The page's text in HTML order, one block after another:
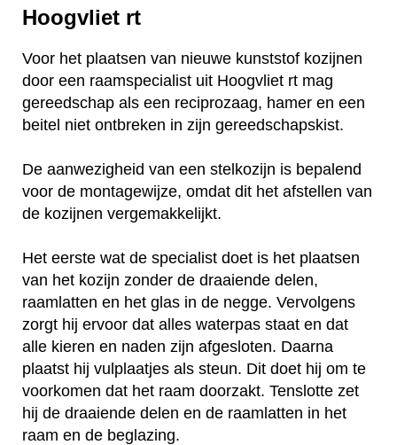
Hoogvliet rt
Voor het plaatsen van nieuwe kunststof kozijnen
door een raamspecialist uit Hoogvliet rt mag
gereedschap als een reciprozaag, hamer en een
beitel niet ontbreken in zijn gereedschapskist.
De aanwezigheid van een stelkozijn is bepalend
voor de montagewijze, omdat dit het afstellen van
de kozijnen vergemakkelijkt.
Het eerste wat de specialist doet is het plaatsen
van het kozijn zonder de draaiende delen,
raamlatten en het glas in de negge. Vervolgens
zorgt hij ervoor dat alles waterpas staat en dat
alle kieren en naden zijn afgesloten. Daarna
plaatst hij vulplaatjes als steun. Dit doet hij om te
voorkomen dat het raam doorzakt. Tenslotte zet
hij de draaiende delen en de raamlatten in het
raam en de beglazing.